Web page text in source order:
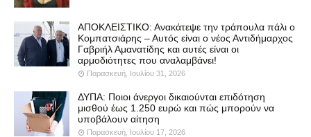
ΑΠΟΚΛΕΙΣΤΙΚΟ: Ανακάτεψε την τράπουλα πάλι ο
Κομπατσιάρης – Αυτός είναι ο νέος Αντιδήμαρχος
Γαβριήλ Αμανατίδης και αυτές είναι οι
αρμοδιότητες που αναλαμβάνει!
Παρασκευή, Ιουλίου 31, 2026
ΔΥΠΑ: Ποιοι άνεργοι δικαιούνται επιδότηση
μισθού έως 1.250 ευρώ και πώς μπορούν να
υποβάλουν αίτηση
Παρασκευή, Ιουλίου 17, 2026